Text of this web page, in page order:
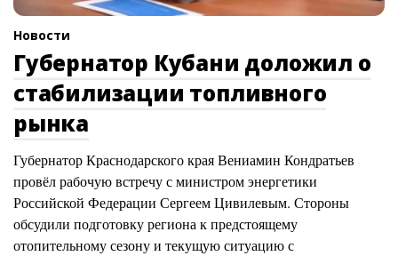
Новости
Губернатор Кубани доложил о
стабилизации топливного
рынка
Губернатор Краснодарского края Вениамин Кондратьев
провёл рабочую встречу с министром энергетики
Российской Федерации Сергеем Цивилевым. Стороны
обсудили подготовку региона к предстоящему
отопительному сезону и текущую ситуацию с